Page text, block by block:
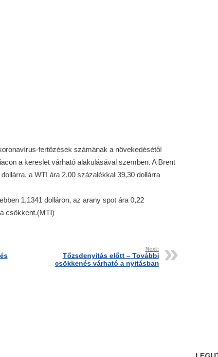
fertőzések számának a növekedésétől
a kereslet várható alakulásával szemben. A Brent
a WTI ára 2,00 százalékkal 39,30 dollárra
1,1341 dolláron, az arany spot ára 0,22
csökkent.(MTI)
Next:
Tőzsdenyitás előtt – További
csökkenés várható a nyitásban